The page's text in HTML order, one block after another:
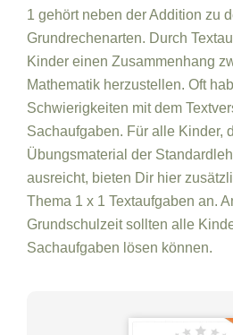
1 gehört neben der Addition zu
Grundrechenarten. Durch
Kinder einen Zusammenhang
Mathematik herzustellen. Oft
Schwierigkeiten mit dem
Sachaufgaben. Für alle Kinder,
Übungsmaterial der
ausreicht, bieten Dir hier
Thema 1 x 1 Textaufgaben an.
Grundschulzeit sollten alle
Sachaufgaben lösen können.